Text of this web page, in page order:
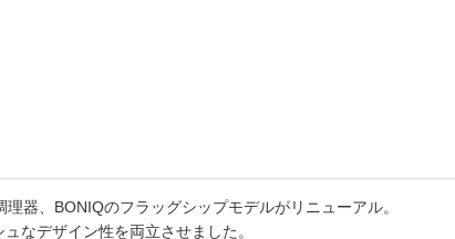
器、BONIQのフラッグシップモデルがリニューアル。
なデザイン性を両立させました。